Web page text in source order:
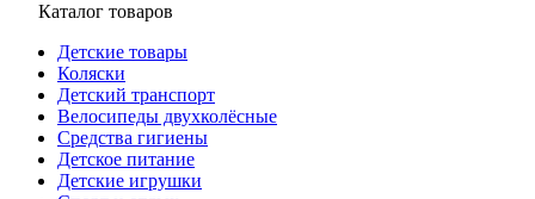
Каталог товаров
Детские товары
Коляски
Детский транспорт
Велосипеды двухколёсные
Средства гигиены
Детское питание
Детские игрушки